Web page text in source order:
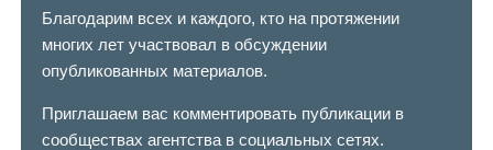
Благодарим всех и каждого, кто на протяжении
многих лет участвовал в обсуждении
опубликованных материалов.
Приглашаем вас комментировать публикации в
сообществах агентства в социальных сетях.